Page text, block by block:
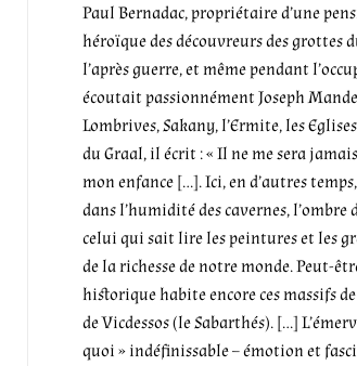
Paul Bernadac, propriétaire d’une
héroïque des découvreurs des grottes
l’après guerre, et même pendant
écoutait passionnément Joseph
Lombrives, Sakany, l’Ermite, les
du Graal, il écrit : « Il ne me sera
mon enfance […]. Ici, en d’autres
dans l’humidité des cavernes, l’ombre
celui qui sait lire les peintures et les
de la richesse de notre monde. Peut-
historique habite encore ces massifs
de Vicdessos (le Sabarthés). […]
quoi » indéfinissable – émotion et